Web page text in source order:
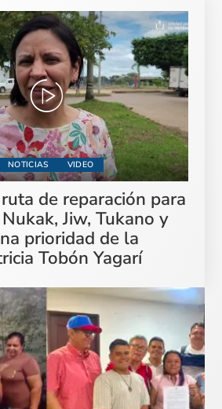
NOTICIAS VIDEO
de reparación para
Jiw, Tukano y
prioridad de la
Tobón Yagarí